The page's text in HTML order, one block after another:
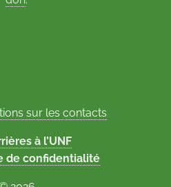
sur les contacts
à l’UNF
de confidentialité